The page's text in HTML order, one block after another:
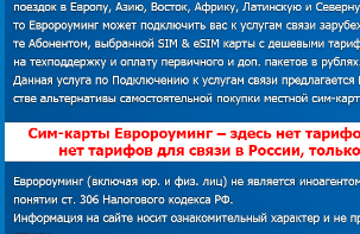
+7 (495) 011-12-94
+7 (495) 011-12-54
info@euroaming.ru
Мессенджеры для связи с нами